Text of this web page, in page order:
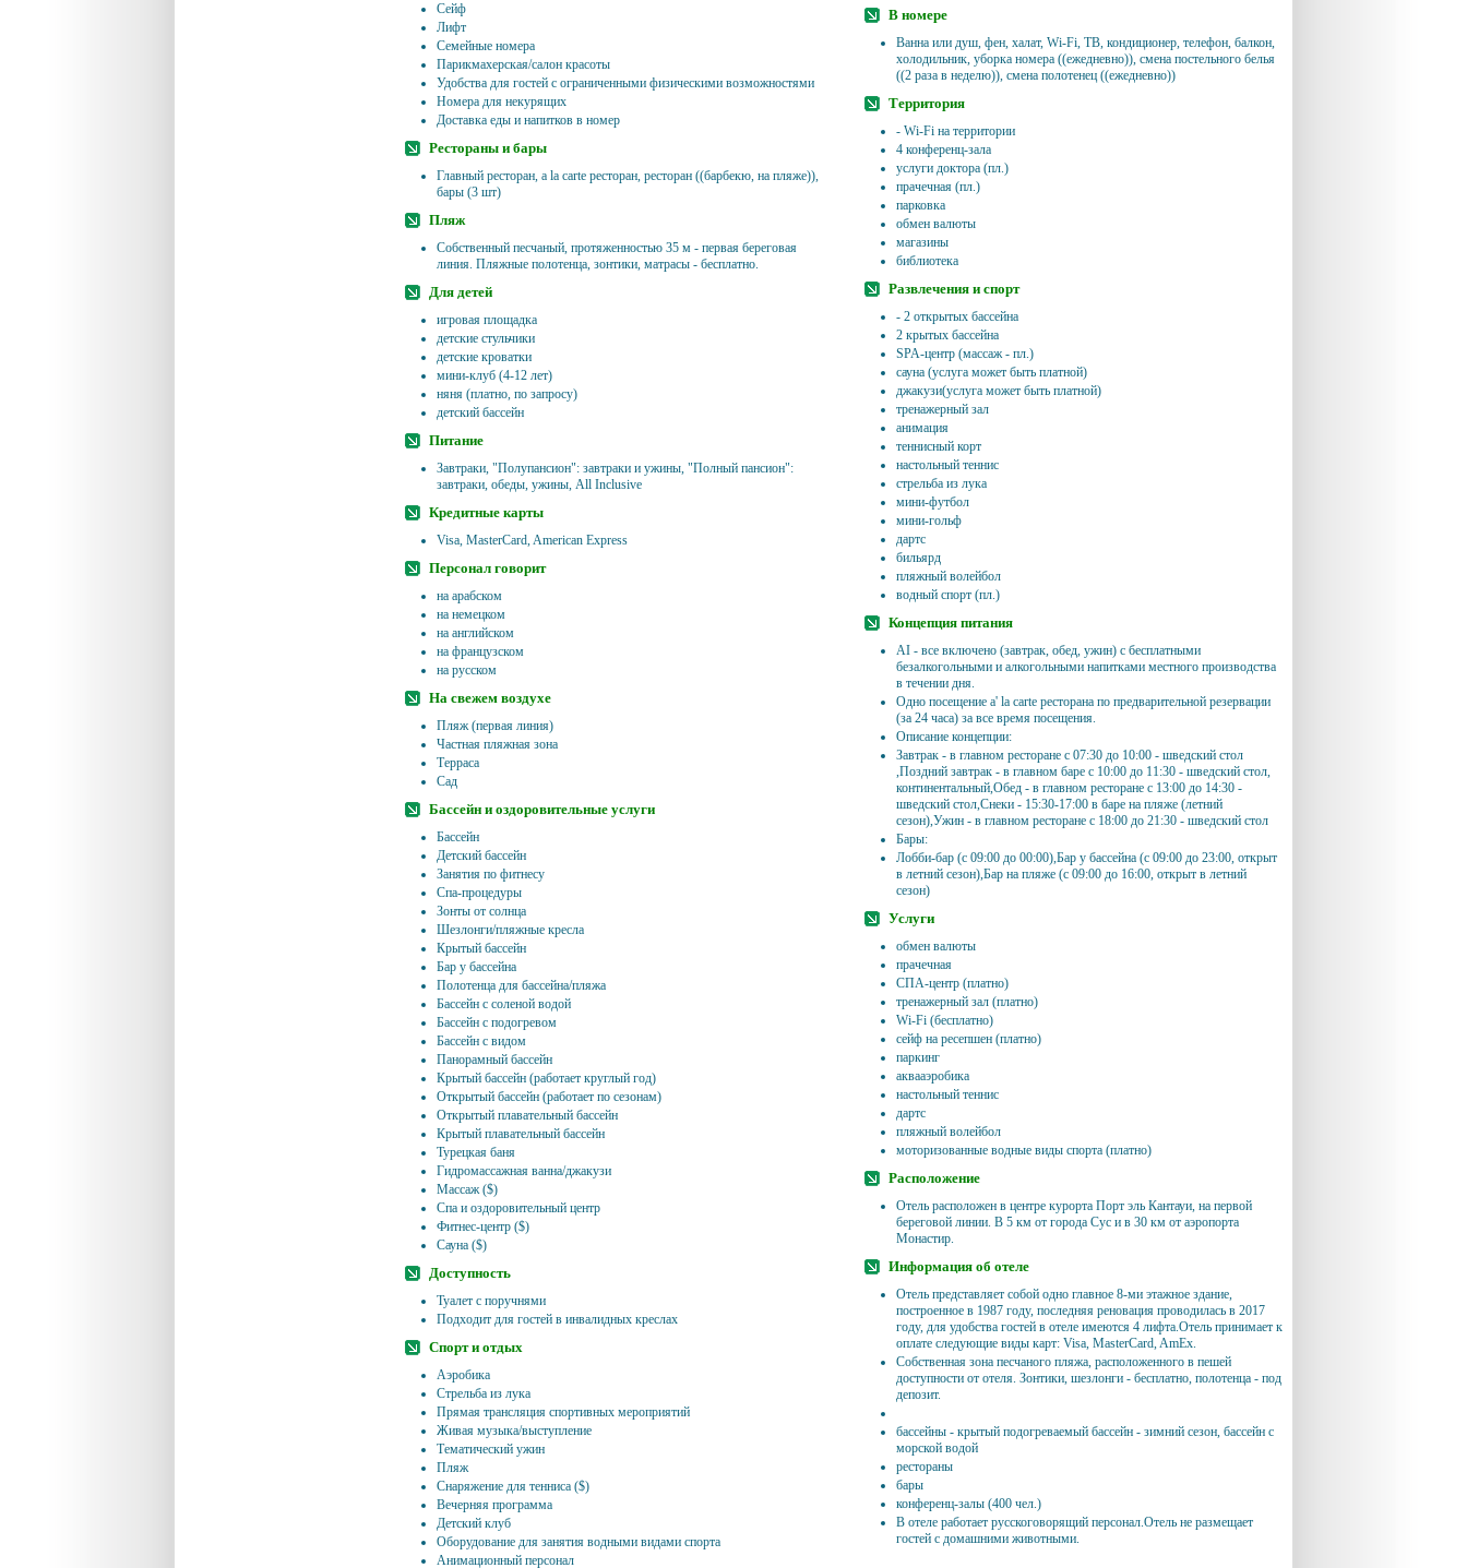
Сейф
Лифт
Семейные номера
Парикмахерская/салон красоты
Удобства для гостей с ограниченными физическими возможностями
Номера для некурящих
Доставка еды и напитков в номер
Рестораны и бары
Главный ресторан, a la carte ресторан, ресторан ((барбекю, на пляже)),
бары (3 шт)
Пляж
Собственный песчаный, протяженностью 35 м - первая береговая
линия. Пляжные полотенца, зонтики, матрасы - бесплатно.
Для детей
игровая площадка
детские стульчики
детские кроватки
мини-клуб (4-12 лет)
няня (платно, по запросу)
детский бассейн
Питание
Завтраки, "Полупансион": завтраки и ужины, "Полный пансион":
завтраки, обеды, ужины, All Inclusive
Кредитные карты
Visa, MasterCard, American Express
Персонал говорит
на арабском
на немецком
на английском
на французском
на русском
На свежем воздухе
Пляж (первая линия)
Частная пляжная зона
Терраса
Сад
Бассейн и оздоровительные услуги
Бассейн
Детский бассейн
Занятия по фитнесу
Спа-процедуры
Зонты от солнца
Шезлонги/пляжные кресла
Крытый бассейн
Бар у бассейна
Полотенца для бассейна/пляжа
Бассейн с соленой водой
Бассейн с подогревом
Бассейн с видом
Панорамный бассейн
Крытый бассейн (работает круглый год)
Открытый бассейн (работает по сезонам)
Открытый плавательный бассейн
Крытый плавательный бассейн
Турецкая баня
Гидромассажная ванна/джакузи
Массаж ($)
Спа и оздоровительный центр
Фитнес-центр ($)
Сауна ($)
Доступность
Туалет с поручнями
Подходит для гостей в инвалидных креслах
Спорт и отдых
Аэробика
Стрельба из лука
Прямая трансляция спортивных мероприятий
Живая музыка/выступление
Тематический ужин
Пляж
Снаряжение для тенниса ($)
Вечерняя программа
Детский клуб
Оборудование для занятия водными видами спорта
Анимационный персонал
В номере
Ванна или душ, фен, халат, Wi-Fi, ТВ, кондиционер, телефон, балкон,
холодильник, уборка номера ((ежедневно)), смена постельного белья
((2 раза в неделю)), смена полотенец ((ежедневно))
Территория
- Wi-Fi на территории
4 конференц-зала
услуги доктора (пл.)
прачечная (пл.)
парковка
обмен валюты
магазины
библиотека
Развлечения и спорт
- 2 открытых бассейна
2 крытых бассейна
SPA-центр (массаж - пл.)
сауна (услуга может быть платной)
джакузи(услуга может быть платной)
тренажерный зал
анимация
теннисный корт
настольный теннис
стрельба из лука
мини-футбол
мини-гольф
дартс
бильярд
пляжный волейбол
водный спорт (пл.)
Концепция питания
AI - все включено (завтрак, обед, ужин) с бесплатными
безалкогольными и алкогольными напитками местного производства
в течении дня.
Одно посещение a' la carte ресторана по предварительной резервации
(за 24 часа) за все время посещения.
Описание концепции:
Завтрак - в главном ресторане с 07:30 до 10:00 - шведский стол
,Поздний завтрак - в главном баре с 10:00 до 11:30 - шведский стол,
континентальный,Обед - в главном ресторане с 13:00 до 14:30 -
шведский стол,Снеки - 15:30-17:00 в баре на пляже (летний
сезон),Ужин - в главном ресторане с 18:00 до 21:30 - шведский стол
Бары:
Лобби-бар (с 09:00 до 00:00),Бар у бассейна (с 09:00 до 23:00, открыт
в летний сезон),Бар на пляже (с 09:00 до 16:00, открыт в летний
сезон)
Услуги
обмен валюты
прачечная
СПА-центр (платно)
тренажерный зал (платно)
Wi-Fi (бесплатно)
сейф на ресепшен (платно)
паркинг
аквааэробика
настольный теннис
дартс
пляжный волейбол
моторизованные водные виды спорта (платно)
Расположение
Отель расположен в центре курорта Порт эль Кантауи, на первой
береговой линии. В 5 км от города Сус и в 30 км от аэропорта
Монастир.
Информация об отеле
Отель представляет собой одно главное 8-ми этажное здание,
построенное в 1987 году, последняя реновация проводилась в 2017
году, для удобства гостей в отеле имеются 4 лифта.Отель принимает к
оплате следующие виды карт: Visa, MasterCard, AmEx.
Собственная зона песчаного пляжа, расположенного в пешей
доступности от отеля. Зонтики, шезлонги - бесплатно, полотенца - под
депозит.
бассейны - крытый подогреваемый бассейн - зимний сезон, бассейн с
морской водой
рестораны
бары
конференц-залы (400 чел.)
В отеле работает русскоговорящий персонал.Отель не размещает
гостей с домашними животными.